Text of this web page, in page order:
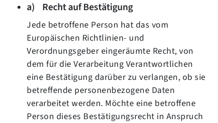
a) Recht auf Bestätigung
Jede betroffene Person hat das vom
Europäischen Richtlinien- und
Verordnungsgeber eingeräumte Recht, von
dem für die Verarbeitung Verantwortlichen
eine Bestätigung darüber zu verlangen, ob sie
betreffende personenbezogene Daten
verarbeitet werden. Möchte eine betroffene
Person dieses Bestätigungsrecht in Anspruch